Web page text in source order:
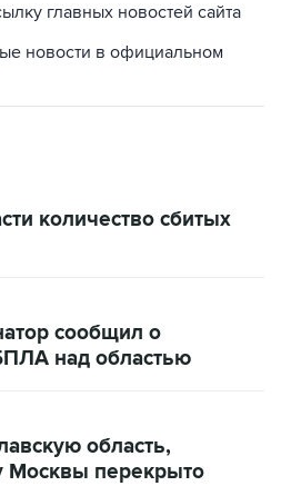
главных новостей сайта
новости в официальном
количество сбитых
сообщил о
над областью
область,
Москвы перекрыто